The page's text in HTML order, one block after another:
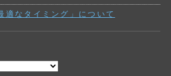
適なタイミング」について